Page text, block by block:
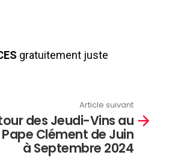
gratuitement juste
Article suivant
des Jeudi-Vins au
Clément de Juin
à Septembre 2024